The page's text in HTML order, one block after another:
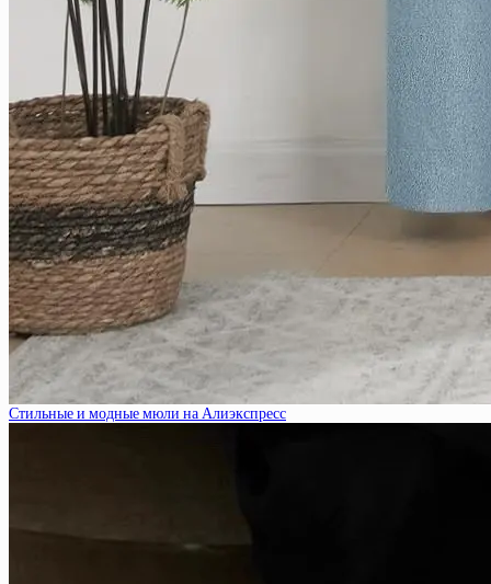
Стильные и модные мюли на Алиэкспресс